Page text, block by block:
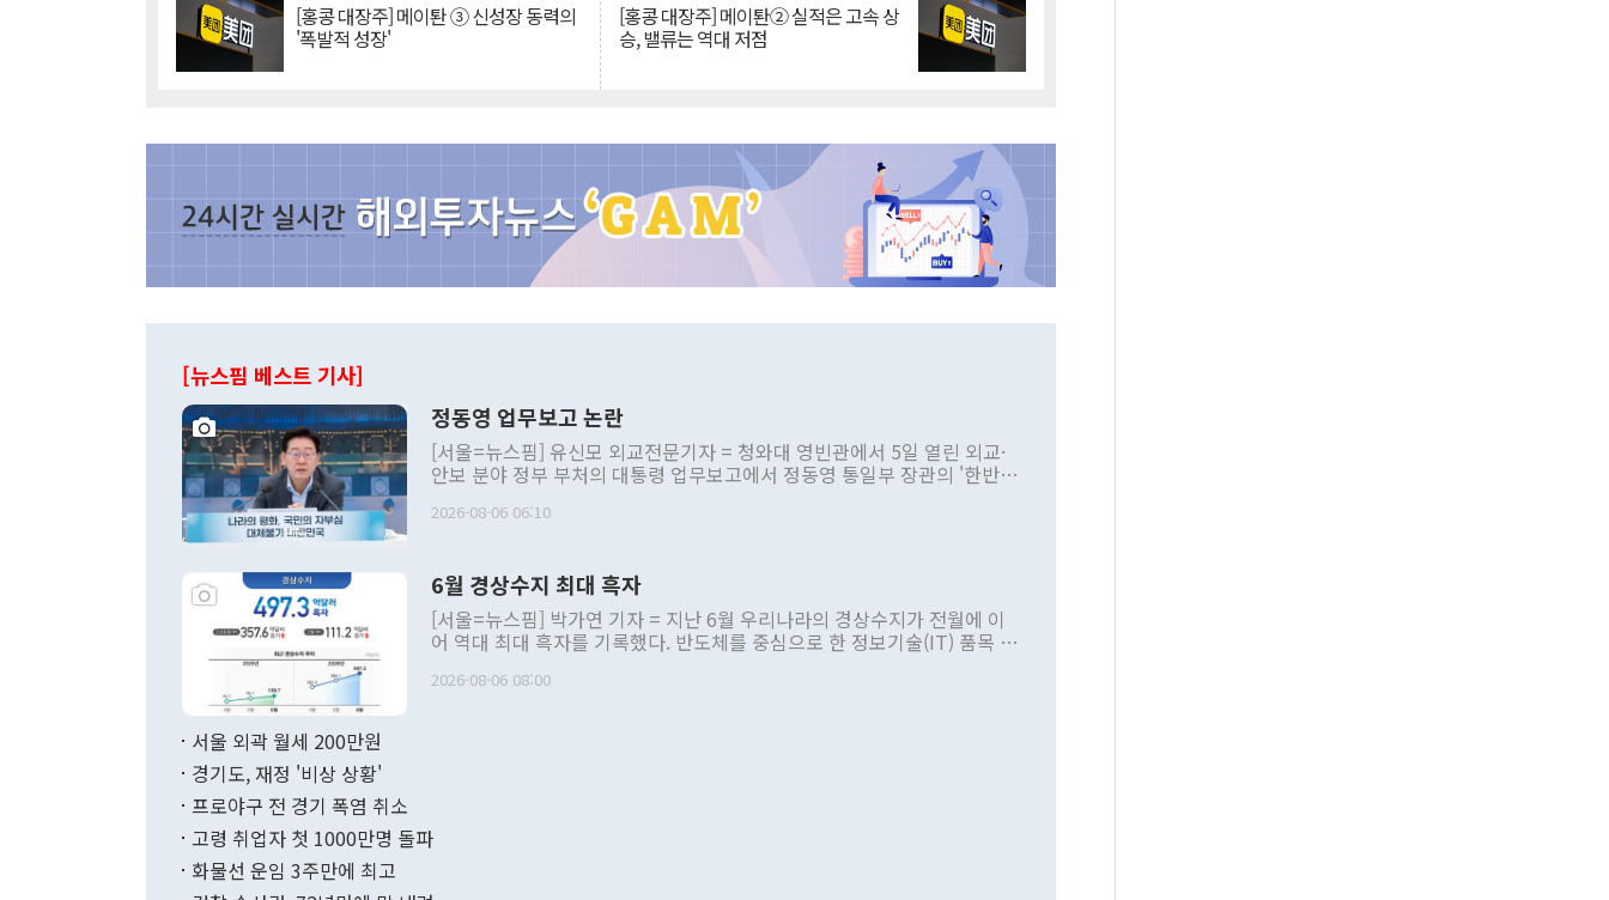
[홍콩 대장주] 메이퇀 ③ 신성장 동력의
'폭발적 성장'
[홍콩 대장주] 메이퇀② 실적은 고속 상
승, 밸류는 역대 저점
[뉴스핌 베스트 기사]
정동영 업무보고 논란
[서울=뉴스핌] 유신모 외교전문기자 = 청와대 영빈관에서 5일 열린 외교·
안보 분야 정부 부처의 대통령 업무보고에서 정동영 통일부 장관의 '한반도
발언 중에는 정부 내 조율을 거치지 않은 사안을 정책으로 추진하겠다고 공
주의적 희망에 근거한 비현실적 구상'이라는 비판을 내놨다. 그동안 정 장
관의 대북 정책 관련 발언이 물의를 빚은 적은 여러 번 있지만 대통령과 유
관 부처 장관이 공개적으로 부정적 입장을 표명한 것은 이례적이다. 정 장
관의 무리한 대북 접근법과 월권을 제어해야 한다는 목소리도 높아지고 있
다. [정동영 통일부 장관이 지난달 23일 오후 서울 종로구 정부서울청사에
무너졌다고도 했다. 또 "현 시점에서 흘러간 선(先)비핵화만 되뇌는 것은
2026-08-06 06:10
6월 경상수지 최대 흑자
[서울=뉴스핌] 박가연 기자 = 지난 6월 우리나라의 경상수지가 전월에 이
어 역대 최대 흑자를 기록했다. 반도체를 중심으로 한 정보기술(IT) 품목 수
료=한국은행] 한국은행이 6일 발표한 '2026년 6월 국제수지(잠정)'에 따르
며 월간 기준 처음으로 1000억달러를 넘어섰다. 상품수입은 644억8000만
196.9% 급증했고 컴퓨터·주변기기(SSD)는 282.7% 증가했다. IT 품목
2026-08-06 08:00
서울 외곽 월세 200만원
경기도, 재정 '비상 상황'
프로야구 전 경기 폭염 취소
고령 취업자 첫 1000만명 돌파
화물선 운임 3주만에 최고